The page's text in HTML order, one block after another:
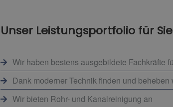
Unser Leistungsportfolio für Sie
Wir haben bestens ausgebildete Fachkräfte
Dank moderner Technik finden und
Wir bieten Rohr- und Kanalreinigung an